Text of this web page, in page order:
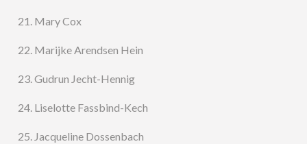
21. Mary Cox
22. Marijke Arendsen Hein
23. Gudrun Jecht-Hennig
24. Liselotte Fassbind-Kech
25. Jacqueline Dossenbach